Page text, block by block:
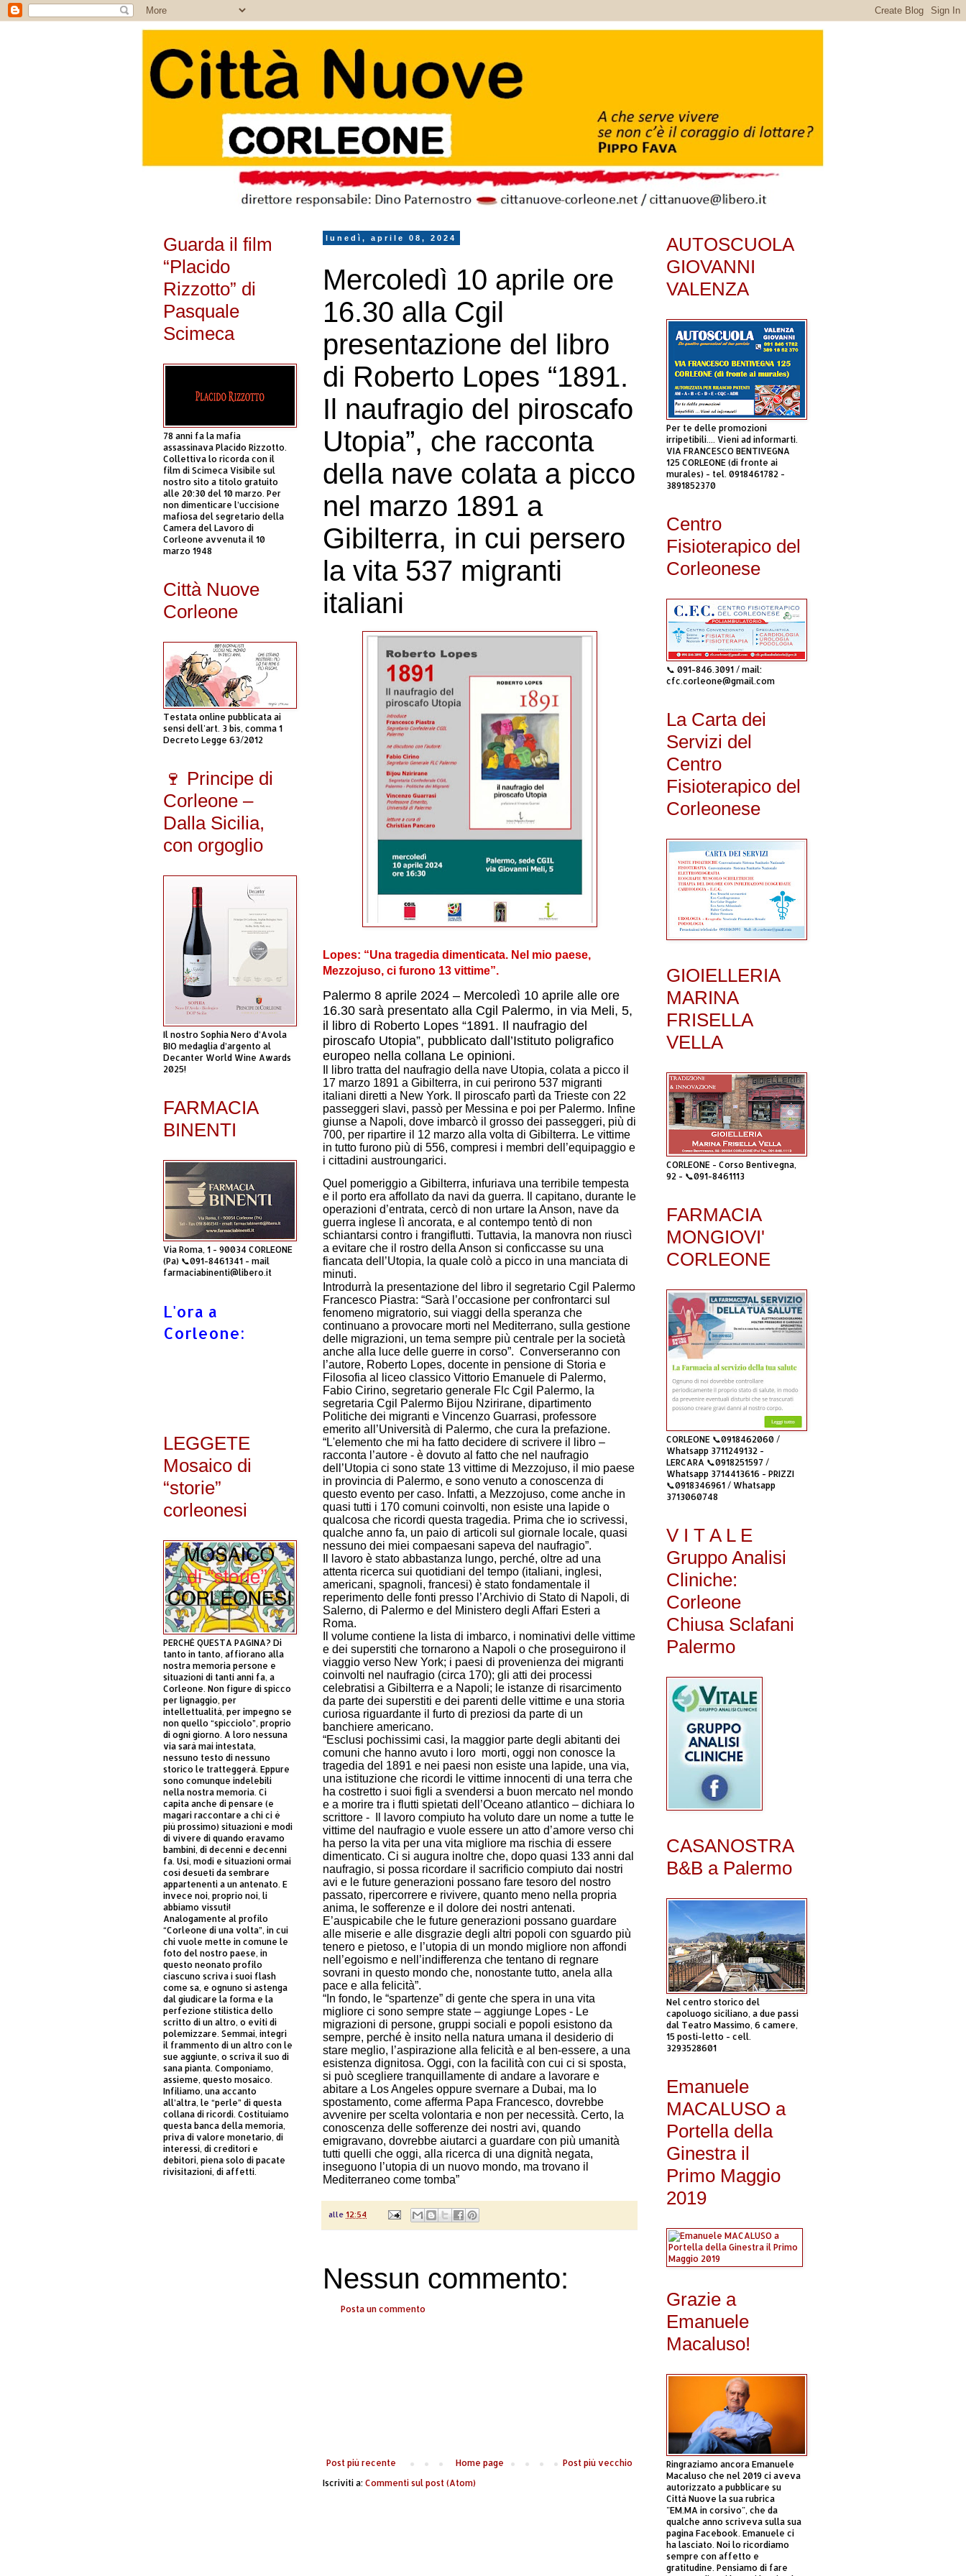
lunedì, aprile 08, 2024
Mercoledì 10 aprile ore
16.30 alla Cgil
presentazione del libro
di Roberto Lopes “1891.
Il naufragio del piroscafo
Utopia”, che racconta
della nave colata a picco
nel marzo 1891 a
Gibilterra, in cui persero
la vita 537 migranti
italiani
Lopes: “Una tragedia dimenticata. Nel mio paese,
Mezzojuso, ci furono 13 vittime”.
Palermo 8 aprile 2024 – Mercoledì 10 aprile alle ore
16.30 sarà presentato alla Cgil Palermo, in via Meli, 5,
il libro di Roberto Lopes “1891. Il naufragio del
piroscafo Utopia”, pubblicato dall’Istituto poligrafico
europeo nella collana Le opinioni.
Il libro tratta del naufragio della nave Utopia, colata a picco il
17 marzo 1891 a Gibilterra, in cui perirono 537 migranti
italiani diretti a New York. Il piroscafo partì da Trieste con 22
passeggeri slavi, passò per Messina e poi per Palermo. Infine
giunse a Napoli, dove imbarcò il grosso dei passeggeri, più di
700, per ripartire il 12 marzo alla volta di Gibilterra. Le vittime
in tutto furono più di 556, compresi i membri dell’equipaggio e
i cittadini austroungarici.
Quel pomeriggio a Gibilterra, infuriava una terribile tempesta
e il porto era affollato da navi da guerra. Il capitano, durante le
operazioni d’entrata, cercò di non urtare la Anson, nave da
guerra inglese lì ancorata, e al contempo tentò di non
schiantarsi contro i frangiflutti. Tuttavia, la manovra non riuscì
a evitare che il rostro della Anson si conficcasse su una
fiancata dell’Utopia, la quale colò a picco in una manciata di
minuti.
Introdurrà la presentazione del libro il segretario Cgil Palermo
Francesco Piastra: “Sarà l’occasione per confrontarci sul
fenomeno migratorio, sui viaggi della speranza che
continuano a provocare morti nel Mediterrano, sulla gestione
delle migrazioni, un tema sempre più centrale per la società
anche alla luce delle guerre in corso”. Converseranno con
l’autore, Roberto Lopes, docente in pensione di Storia e
Filosofia al liceo classico Vittorio Emanuele di Palermo,
Fabio Cirino, segretario generale Flc Cgil Palermo, la
segretaria Cgil Palermo Bijou Nzirirane, dipartimento
Politiche dei migranti e Vincenzo Guarrasi, professore
emerito all’Università di Palermo, che cura la prefazione.
“L'elemento che mi ha fatto decidere di scrivere il libro –
racconta l’autore - è dovuto al fatto che nel naufragio
dell’Utopia ci sono state 13 vittime di Mezzojuso, il mio paese
in provincia di Palermo, e sono venuto a conoscenza di
questo evento per caso. Infatti, a Mezzojuso, come anche in
quasi tutti i 170 comuni coinvolti, non esiste una lapide o
qualcosa che ricordi questa tragedia. Prima che io scrivessi,
qualche anno fa, un paio di articoli sul giornale locale, quasi
nessuno dei miei compaesani sapeva del naufragio”.
Il lavoro è stato abbastanza lungo, perché, oltre ad una
attenta ricerca sui quotidiani del tempo (italiani, inglesi,
americani, spagnoli, francesi) è stato fondamentale il
reperimento delle fonti presso l’Archivio di Stato di Napoli, di
Salerno, di Palermo e del Ministero degli Affari Esteri a
Roma.
Il volume contiene la lista di imbarco, i nominativi delle vittime
e dei superstiti che tornarono a Napoli o che proseguirono il
viaggio verso New York; i paesi di provenienza dei migranti
coinvolti nel naufragio (circa 170); gli atti dei processi
celebratisi a Gibilterra e a Napoli; le istanze di risarcimento
da parte dei superstiti e dei parenti delle vittime e una storia
curiosa riguardante il furto di preziosi da parte di un
banchiere americano.
“Esclusi pochissimi casi, la maggior parte degli abitanti dei
comuni che hanno avuto i loro morti, oggi non conosce la
tragedia del 1891 e nei paesi non esiste una lapide, una via,
una istituzione che ricordi le vittime innocenti di una terra che
ha costretto i suoi figli a svendersi a buon mercato nel mondo
e a morire tra i flutti spietati dell’Oceano atlantico – dichiara lo
scrittore - Il lavoro compiuto ha voluto dare un nome a tutte le
vittime del naufragio e vuole essere un atto d’amore verso chi
ha perso la vita per una vita migliore ma rischia di essere
dimenticato. Ci si augura inoltre che, dopo quasi 133 anni dal
naufragio, si possa ricordare il sacrificio compiuto dai nostri
avi e le future generazioni possano fare tesoro del nostro
passato, ripercorrere e rivivere, quanto meno nella propria
anima, le sofferenze e il dolore dei nostri antenati.
E’auspicabile che le future generazioni possano guardare
alle miserie e alle disgrazie degli altri popoli con sguardo più
tenero e pietoso, e l’utopia di un mondo migliore non affondi
nell’egoismo e nell’indifferenza che tentano di regnare
sovrani in questo mondo che, nonostante tutto, anela alla
pace e alla felicità”.
“In fondo, le “spartenze” di gente che spera in una vita
migliore ci sono sempre state – aggiunge Lopes - Le
migrazioni di persone, gruppi sociali e popoli esistono da
sempre, perché è insito nella natura umana il desiderio di
stare meglio, l’aspirazione alla felicità e al ben-essere, a una
esistenza dignitosa. Oggi, con la facilità con cui ci si sposta,
si può scegliere tranquillamente di andare a lavorare e
abitare a Los Angeles oppure svernare a Dubai, ma lo
spostamento, come afferma Papa Francesco, dovrebbe
avvenire per scelta volontaria e non per necessità. Certo, la
conoscenza delle sofferenze dei nostri avi, quando
emigravano, dovrebbe aiutarci a guardare con più umanità
tutti quelli che oggi, alla ricerca di una dignità negata,
inseguono l’utopia di un nuovo mondo, ma trovano il
Mediterraneo come tomba”
alle 12:54
Nessun commento:
Posta un commento
Post più recente Post più vecchio
Home page
Iscriviti a: Commenti sul post (Atom)
Guarda il film
“Placido
Rizzotto” di
Pasquale
Scimeca
78 anni fa la mafia
assassinava Placido Rizzotto.
Collettiva lo ricorda con il
film di Scimeca Visibile sul
nostro sito a titolo gratuito
alle 20:30 del 10 marzo. Per
non dimenticare l’uccisione
mafiosa del segretario della
Camera del Lavoro di
Corleone avvenuta il 10
marzo 1948
Città Nuove
Corleone
Testata online pubblicata ai
sensi dell'art. 3 bis, comma 1
Decreto Legge 63/2012
🍷 Principe di
Corleone –
Dalla Sicilia,
con orgoglio
Il nostro Sophia Nero d’Avola
BIO medaglia d’argento al
Decanter World Wine Awards
2025!
FARMACIA
BINENTI
Via Roma, 1 - 90034 CORLEONE
(Pa) 📞091-8461341 - mail
farmaciabinenti@libero.it
L'ora a
Corleone:
LEGGETE
Mosaico di
“storie”
corleonesi
PERCHÈ QUESTA PAGINA? Di
tanto in tanto, affiorano alla
nostra memoria persone e
situazioni di tanti anni fa, a
Corleone. Non figure di spicco
per lignaggio, per
intellettualità, per impegno se
non quello “spicciolo”, proprio
di ogni giorno. A loro nessuna
via sarà mai intestata,
nessuno testo di nessuno
storico le tratteggerà. Eppure
sono comunque indelebili
nella nostra memoria. Ci
capita anche di pensare (e
magari raccontare a chi ci è
più prossimo) situazioni e modi
di vivere di quando eravamo
bambini, di decenni e decenni
fa. Usi, modi e situazioni ormai
così desueti da sembrare
appartenenti a un antenato. E
invece noi, proprio noi, li
abbiamo vissuti!
Analogamente al profilo
“Corleone di una volta”, in cui
chi vuole mette in comune le
foto del nostro paese, in
questo neonato profilo
ciascuno scriva i suoi flash
come sa, e ognuno si astenga
dal giudicare la forma e la
perfezione stilistica dello
scritto di un altro, o eviti di
polemizzare. Semmai, integri
il frammento di un altro con le
sue aggiunte, o scriva il suo di
sana pianta. Componiamo,
assieme, questo mosaico.
Infiliamo, una accanto
all’altra, le “perle” di questa
collana di ricordi. Costituiamo
questa banca della memoria,
priva di valore monetario, di
interessi, di creditori e
debitori, piena solo di pacate
rivisitazioni, di affetti.
AUTOSCUOLA
GIOVANNI
VALENZA
Per te delle promozioni
irripetibili.... Vieni ad informarti.
VIA FRANCESCO BENTIVEGNA
125 CORLEONE (di fronte ai
murales) - tel. 0918461782 -
3891852370
Centro
Fisioterapico del
Corleonese
📞 091-846.3091 / mail:
cfc.corleone@gmail.com
La Carta dei
Servizi del
Centro
Fisioterapico del
Corleonese
GIOIELLERIA
MARINA
FRISELLA
VELLA
CORLEONE - Corso Bentivegna,
92 - 📞091-8461113
FARMACIA
MONGIOVI'
CORLEONE
CORLEONE 📞0918462060 /
Whatsapp 3711249132 -
LERCARA 📞0918251597 /
Whatsapp 3714413616 - PRIZZI
📞0918346961 / Whatsapp
3713060748
V I T A L E
Gruppo Analisi
Cliniche:
Corleone
Chiusa Sclafani
Palermo
CASANOSTRA
B&B a Palermo
Nel centro storico del
capoluogo siciliano, a due passi
dal Teatro Massimo, 6 camere,
15 posti-letto - cell.
3293528601
Emanuele
MACALUSO a
Portella della
Ginestra il
Primo Maggio
2019
Grazie a
Emanuele
Macaluso!
Ringraziamo ancora Emanuele
Macaluso che nel 2019 ci aveva
autorizzato a pubblicare su
Città Nuove la sua rubrica
"EM.MA in corsivo", che da
qualche anno scriveva sulla sua
pagina Facebook. Emanuele ci
ha lasciato. Noi lo ricordiamo
sempre con affetto e
gratitudine. Pensiamo di fare